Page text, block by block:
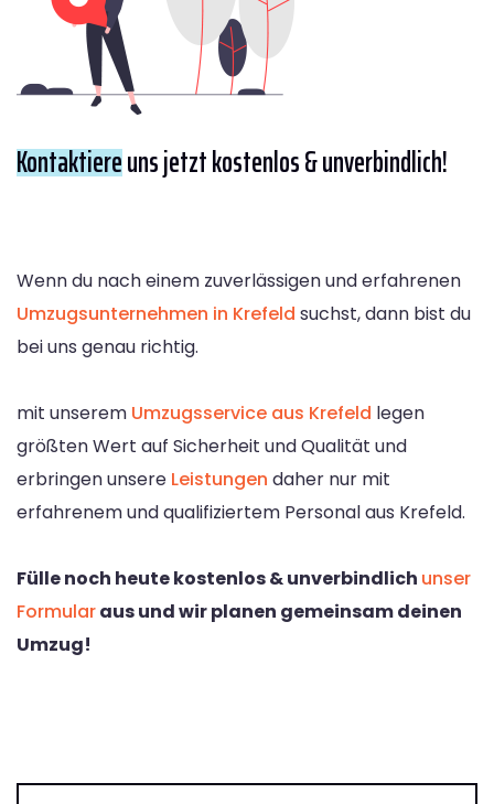
Kontaktiereuns jetzt kostenlos & unverbindlich!
Wenn du nach einem zuverlässigen und erfahrenen
Umzugsunternehmen in Krefeld suchst, dann bist du
bei uns genau richtig.
mit unserem Umzugsservice aus Krefeld legen
größten Wert auf Sicherheit und Qualität und
erbringen unsere Leistungen daher nur mit
erfahrenem und qualifiziertem Personal aus Krefeld.
Fülle noch heute kostenlos & unverbindlich unser
Formularaus und wir planen gemeinsam deinen
Umzug!